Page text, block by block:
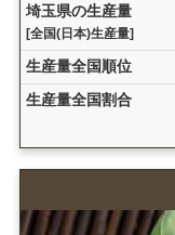
埼玉県の生産量
[全国(日本)生産量]
生産量全国順位
生産量全国割合